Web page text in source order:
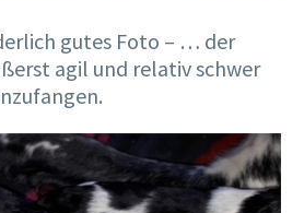
gutes Foto – … der
agil und relativ schwer